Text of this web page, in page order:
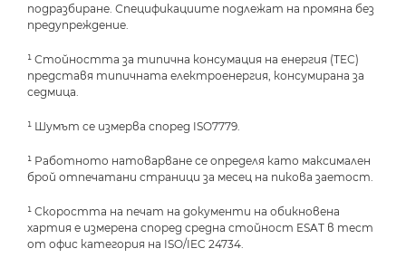
подразбиране. Спецификациите подлежат на промяна без
предупреждение.
¹ Стойността за типична консумация на енергия (TEC)
представя типичната електроенергия, консумирана за
седмица.
¹ Шумът се измерва според ISO7779.
¹ Работното натоварване се определя като максимален
брой отпечатани страници за месец на пикова заетост.
¹ Скоростта на печат на документи на обикновена
хартия е измерена според средна стойност ESAT в тест
от офис категория на ISO/IEC 24734.